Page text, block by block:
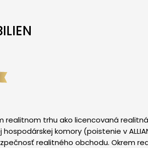
realitnom trhu ako licencovaná
komory (poistenie v
realitného obchodu. Okrem